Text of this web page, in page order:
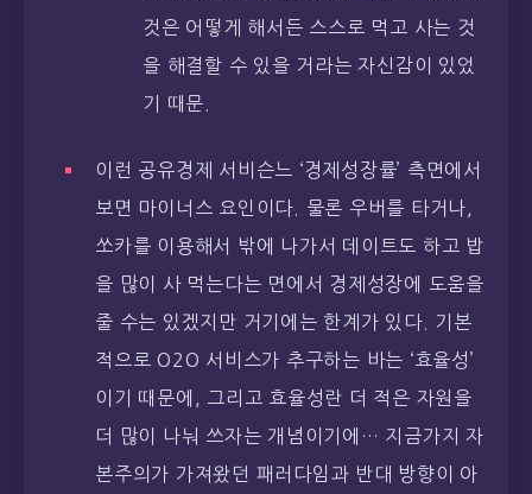
것은 어떻게 해서든 스스로 먹고 사는 것
을 해결할 수 있을 거라는 자신감이 있었
기 때문.
이런 공유경제 서비슨느 ‘경제성장률’ 측면에서
보면 마이너스 요인이다. 물론 우버를 타거나,
쏘카를 이용해서 밖에 나가서 데이트도 하고 밥
을 많이 사 먹는다는 면에서 경제성장에 도움을
줄 수는 있겠지만 거기에는 한계가 있다. 기본
적으로 O2O 서비스가 추구하는 바는 ‘효율성’
이기 때문에, 그리고 효율성란 더 적은 자원을
더 많이 나눠 쓰자는 개념이기에… 지금가지 자
본주의가 가져왔던 패러다임과 반대 방향이 아